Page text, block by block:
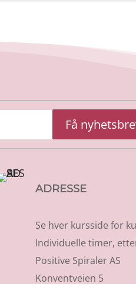
Få
ADRESSE
Se hver kursside for
Individuelle timer,
Positive Spiraler AS
Konventveien 5